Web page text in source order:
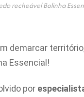
recheável Bolinha
demarcar
Essencial!
por